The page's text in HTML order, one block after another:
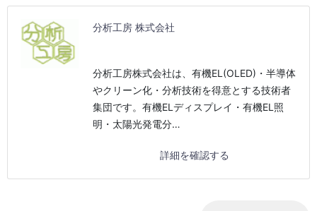
分析工房 株式会社
分析工房株式会社は、有機EL(OLED)・半導体
やクリーン化・分析技術を得意とする技術者
集団です。有機ELディスプレイ・有機EL照
明・太陽光発電分…
詳細を確認する